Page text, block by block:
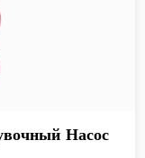
Насос